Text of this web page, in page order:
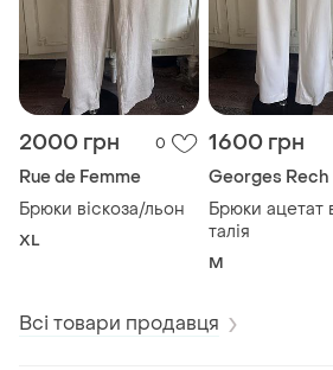
2000 грн 0
Rue de Femme
Брюки віскоза/льон
XL
1600 грн
Georges Rech
Брюки ацетат
талія
M
Всі товари продавця